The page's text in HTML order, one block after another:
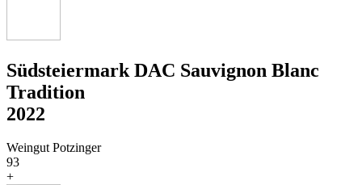
Südsteiermark DAC Sauvignon Blanc
Tradition
2022
Weingut Potzinger
93
+